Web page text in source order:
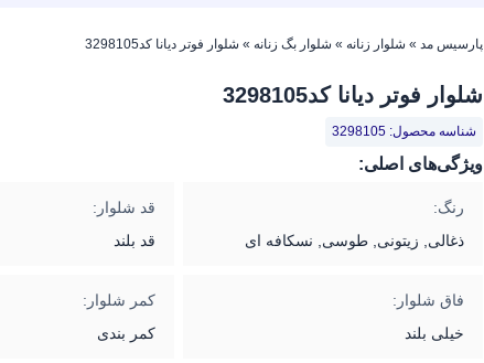
پارسیس مد » شلوار زنانه » شلوار بگ زنانه » شلوار فوتر دیانا کد3298105
شلوار فوتر دیانا کد3298105
شناسه محصول: 3298105
ویژگی‌های اصلی:
رنگ:
ذغالی, زیتونی, طوسی, نسکافه ای
قد شلوار:
قد بلند
فاق شلوار:
خیلی بلند
کمر شلوار:
کمر بندی